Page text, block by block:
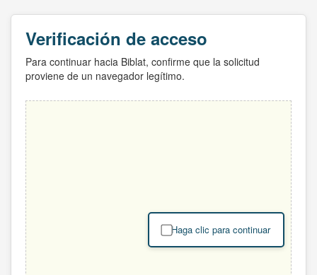
Verificación de acceso
Para continuar hacia Biblat, confirme que la solicitud
proviene de un navegador legítimo.
Haga clic para continuar